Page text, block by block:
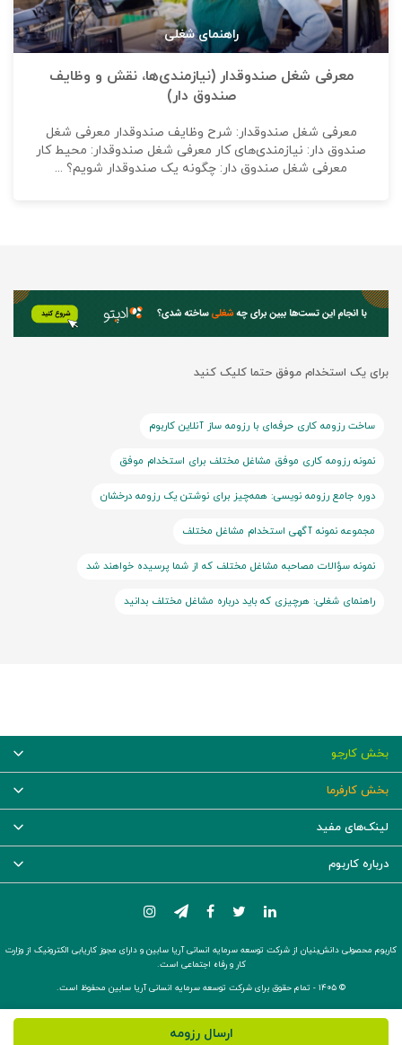
راهنمای شغلی
معرفی شغل صندوقدار (نیازمندی‌ها، نقش و وظایف
صندوق دار)
معرفی شغل صندوقدار: شرح وظایف صندوقدار معرفی شغل
صندوق دار: نیازمندی‌های کار معرفی شغل صندوقدار: محیط کار
معرفی شغل صندوق دار: چگونه یک صندوقدار شویم؟ ...
ارسال رزومه
برای یک استخدام موفق حتما کلیک کنید
ساخت رزومه کاری حرفه‌ای با رزومه ساز آنلاین کاربوم
نمونه رزومه کاری موفق مشاغل مختلف برای استخدام موفق
دوره جامع رزومه نویسی: همه‌چیز برای نوشتن یک رزومه درخشان
مجموعه نمونه آگهی استخدام مشاغل مختلف
نمونه سؤالات مصاحبه مشاغل مختلف که از شما پرسیده خواهند شد
راهنمای شغلی: هرچیزی که باید درباره مشاغل مختلف بدانید
بخش کارجو
بخش کارفرما
لینک‌های مفید
درباره کاربوم
کاربوم محصولی دانش‌بنیان از شرکت توسعه سرمایه انسانی آریا سابین و دارای مجوز کاریابی الکترونیک از وزارت
کار و رفاه اجتماعی است.
© ۱۴۰۵ -
تمام حقوق برای شرکت توسعه سرمایه انسانی آریا سابین محفوظ است.